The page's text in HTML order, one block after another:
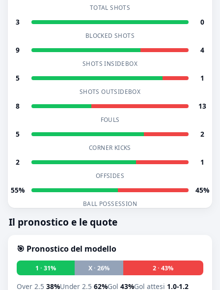
TOTAL SHOTS
3 0
BLOCKED SHOTS
9 4
SHOTS INSIDEBOX
5 1
SHOTS OUTSIDEBOX
8 13
FOULS
5 2
CORNER KICKS
2 1
OFFSIDES
55% 45%
BALL POSSESSION
Il pronostico e le quote
🎯 Pronostico del modello
1 · 31% X · 26% 2 · 43%
Over 2.5 38%Under 2.5 62%Gol 43%Gol attesi 1.0-1.2